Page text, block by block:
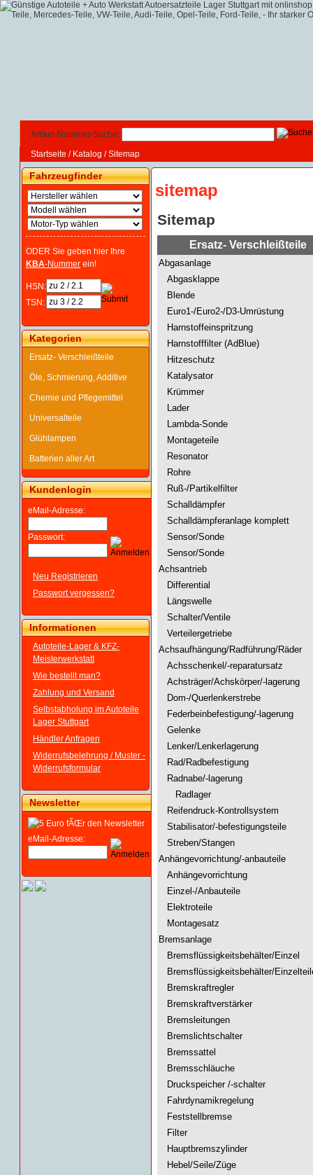
Artikel-Nummer-Suche:
Startseite / Katalog /Sitemap
Fahrzeugfinder
ODER Sie geben hier Ihre
KBA-Nummer ein!
HSN:
TSN:
Kategorien
Ersatz- Verschleißteile
Öle, Schmierung, Additive
Chemie und Pflegemittel
Universalteile
Glühlampen
Batterien aller Art
Kundenlogin
eMail-Adresse:
Passwort:
Neu Registrieren
Passwort vergessen?
Informationen
Autoteile-Lager & KFZ-
Meisterwerkstatt
Wie bestellt man?
Zahlung und Versand
Selbstabholung im Autoteile
Lager Stuttgart
Händler Anfragen
Widerrufsbelehrung / Muster -
Widerrufsformular
Newsletter
eMail-Adresse:
sitemap
Sitemap
Ersatz- Verschleißteile
Abgasanlage
Abgasklappe
Blende
Euro1-/Euro2-/D3-Umrüstung
Harnstoffeinspritzung
Harnstofffilter (AdBlue)
Hitzeschutz
Katalysator
Krümmer
Lader
Lambda-Sonde
Montageteile
Resonator
Rohre
Ruß-/Partikelfilter
Schalldämpfer
Schalldämpferanlage komplett
Sensor/Sonde
Sensor/Sonde
Achsantrieb
Differential
Längswelle
Schalter/Ventile
Verteilergetriebe
Achsaufhängung/Radführung/Räder
Achsschenkel/-reparatursatz
Achsträger/Achskörper/-lagerung
Dom-/Querlenkerstrebe
Federbeinbefestigung/-lagerung
Gelenke
Lenker/Lenkerlagerung
Rad/Radbefestigung
Radnabe/-lagerung
Radlager
Reifendruck-Kontrollsystem
Stabilisator/-befestigungsteile
Streben/Stangen
Anhängevorrichtung/-anbauteile
Anhängevorrichtung
Einzel-/Anbauteile
Elektroteile
Montagesatz
Bremsanlage
Bremsflüssigkeitsbehälter/Einzel
Bremsflüssigkeitsbehälter/
Bremskraftregler
Bremskraftverstärker
Bremsleitungen
Bremslichtschalter
Bremssattel
Bremsschläuche
Druckspeicher /-schalter
Fahrdynamikregelung
Feststellbremse
Filter
Hauptbremszylinder
Hebel/Seile/Züge